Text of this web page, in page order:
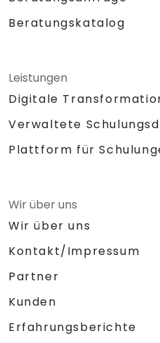
Beratungskatalog
Leistungen
Digitale
Verwaltete
Plattform für
Wir über uns
Wir über uns
Kontakt/Impressum
Partner
Kunden
Erfahrungsberichte